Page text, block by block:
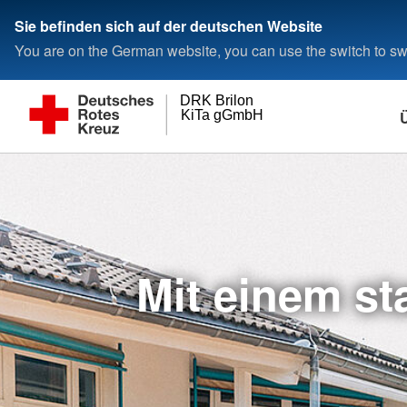
Sie befinden sich auf der deutschen Website
You are on the German website, you can use the switch to
KiTa gGmbH
DRK Brilon
Mit einem